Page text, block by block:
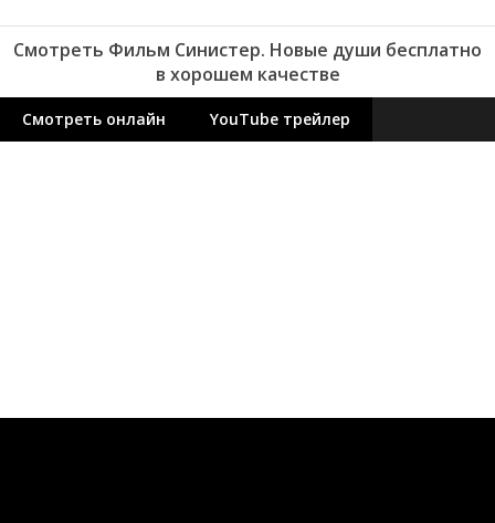
Смотреть Фильм Синистер. Новые души бесплатно
в хорошем качестве
Смотреть онлайн YouTube трейлер